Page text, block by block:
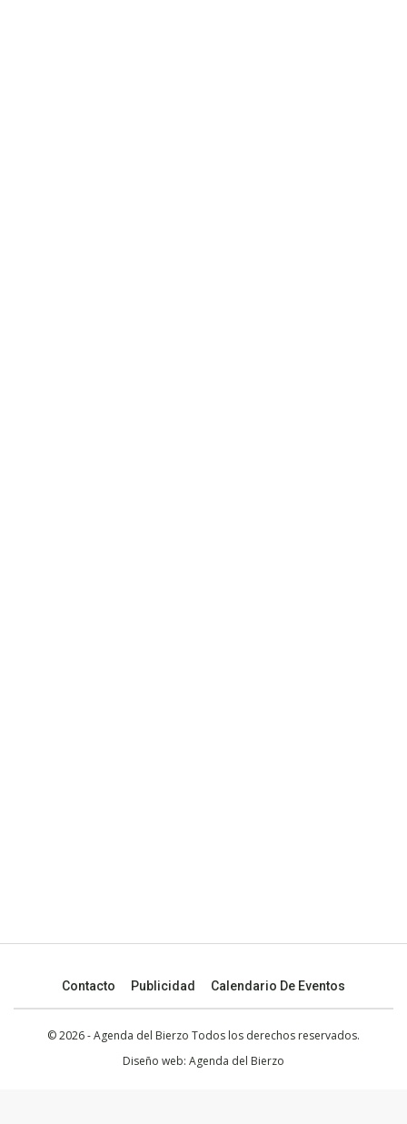
Contacto Publicidad Calendario De Eventos
© 2026 - Agenda del Bierzo Todos los derechos reservados.
Diseño web: Agenda del Bierzo